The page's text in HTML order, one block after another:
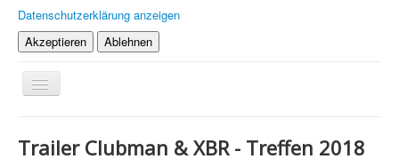
Datenschutzerklärung anzeigen
Akzeptieren
Ablehnen
Navigation
an/aus
Technik
Trailer Clubman & XBR - Treffen 2018